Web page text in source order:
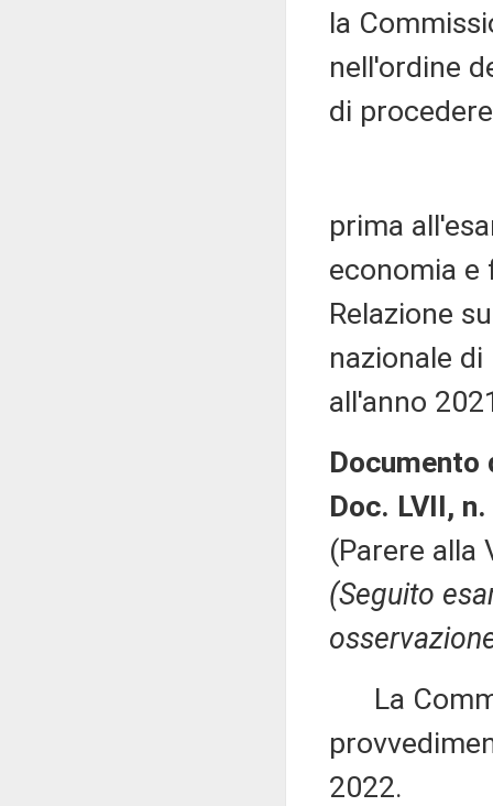
la
nell'ordine
di procedere
prima
economia e
Relazione
nazionale
all'anno
Documento
Doc. LVII,
(Parere alla
(Seguito
La
2022.